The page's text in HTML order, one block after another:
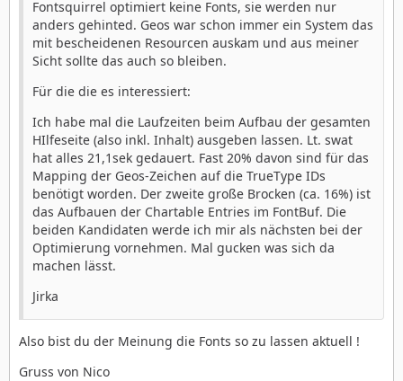
Fontsquirrel optimiert keine Fonts, sie werden nur
anders gehinted. Geos war schon immer ein System das
mit bescheidenen Resourcen auskam und aus meiner
Sicht sollte das auch so bleiben.
Für die die es interessiert:
Ich habe mal die Laufzeiten beim Aufbau der gesamten
HIlfeseite (also inkl. Inhalt) ausgeben lassen. Lt. swat
hat alles 21,1sek gedauert. Fast 20% davon sind für das
Mapping der Geos-Zeichen auf die TrueType IDs
benötigt worden. Der zweite große Brocken (ca. 16%) ist
das Aufbauen der Chartable Entries im FontBuf. Die
beiden Kandidaten werde ich mir als nächsten bei der
Optimierung vornehmen. Mal gucken was sich da
machen lässt.
Jirka
Also bist du der Meinung die Fonts so zu lassen aktuell !
Gruss von Nico